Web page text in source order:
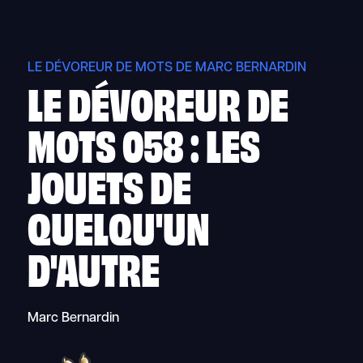
LE DÉVOREUR DE MOTS DE MARC BERNARDIN
LE DÉVOREUR DE
MOTS 058 : LES
JOUETS DE
QUELQU'UN
D'AUTRE
Marc Bernardin